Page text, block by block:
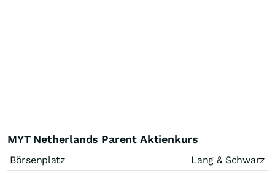
MYT Netherlands Parent Aktienkurs
Börsenplatz
Lang & Schwarz